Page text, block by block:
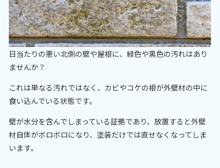
日当たりの悪い北側の壁や屋根に、緑色や黒色の汚れはあり
ませんか？
これは単なる汚れではなく、カビやコケの根が外壁材の中に
食い込んでいる状態です。
壁が水分を含んでしまっている証拠であり、放置すると外壁
材自体がボロボロになり、塗装だけでは直せなくなってしま
います。